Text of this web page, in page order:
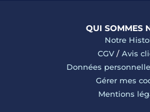
QUI SOMMES
Notre
CGV/ Avis
Données
Gérer mes
Mentions